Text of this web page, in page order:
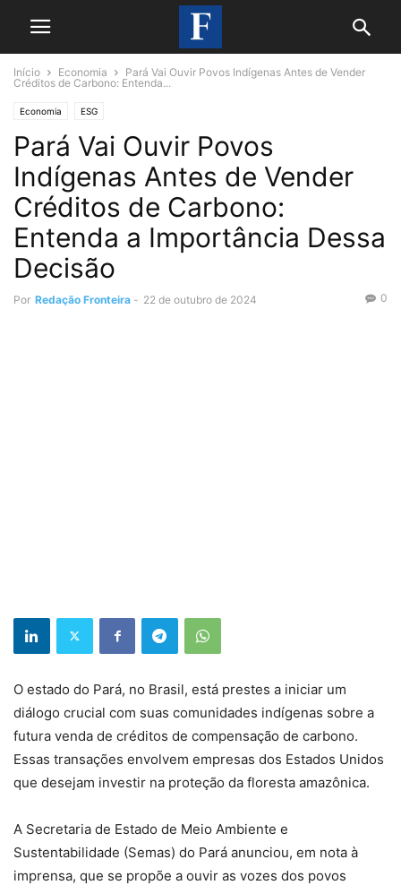
Início Economia
Pará Vai Ouvir Povos Indígenas Antes de Vender
Créditos de Carbono: Entenda...
Economia ESG
Pará Vai Ouvir Povos
Indígenas Antes de Vender
Créditos de Carbono:
Entenda a Importância Dessa
Decisão
Por Redação Fronteira - 22 de outubro de 2024 0
O estado do Pará, no Brasil, está prestes a iniciar um
diálogo crucial com suas comunidades indígenas sobre a
futura venda de créditos de compensação de carbono.
Essas transações envolvem empresas dos Estados Unidos
que desejam investir na proteção da floresta amazônica.
A Secretaria de Estado de Meio Ambiente e
Sustentabilidade (Semas) do Pará anunciou, em nota à
imprensa, que se propõe a ouvir as vozes dos povos